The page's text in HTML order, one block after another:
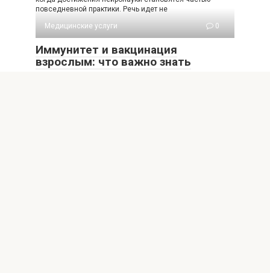
повседневной практики. Речь идет не
Медицинские услуги
0
Иммунитет и вакцинация
взрослым: что важно знать